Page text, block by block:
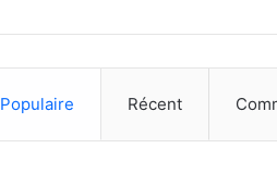
Populaire Récent